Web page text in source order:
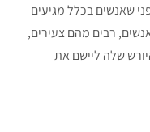
שאנשים בכלל מגיעים
רבים מהם צעירים,
שלה ליישם את